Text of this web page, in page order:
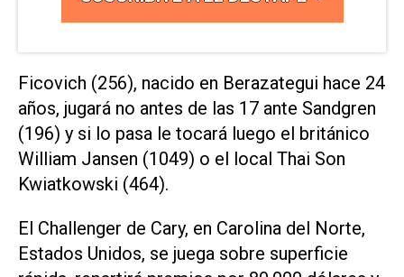
Ficovich (256), nacido en Berazategui hace 24
años, jugará no antes de las 17 ante Sandgren
(196) y si lo pasa le tocará luego el británico
William Jansen (1049) o el local Thai Son
Kwiatkowski (464).
El Challenger de Cary, en Carolina del Norte,
Estados Unidos, se juega sobre superficie